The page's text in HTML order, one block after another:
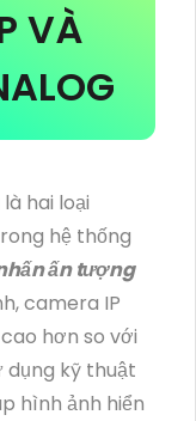
VÀ
hai loại
hệ thống
ấn tượng
camera IP
hơn so với
dụng kỹ thuật
hình ảnh hiển